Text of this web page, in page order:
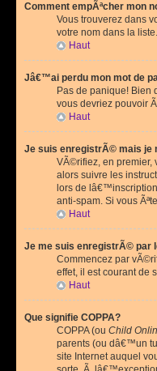
Comment empÃªcher mon
Vous trouverez dans
votre nom dans la
Haut
Jâ€™ai perdu mon mot de
Pas de panique! Bien
vous devriez pouvoir
Haut
Je suis enregistrÃ© mais je
VÃ©rifiez, en premier,
alors suivre les
lors de
anti-spam. Si vous
Haut
Je me suis enregistrÃ© par
Commencez par
effet, il est courant de
Haut
Que signifie COPPA?
COPPA (ou Child
parents (ou dâ€™un
site Internet auquel